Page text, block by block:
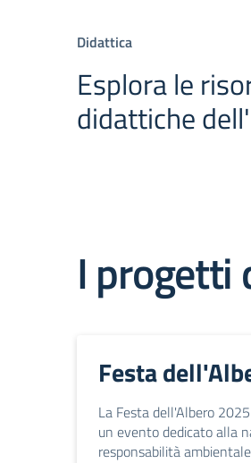
Didattica
Esplora le
didattiche
I progetti
Festa
La Festa dell'Albero
un evento dedicato alla
responsabilità